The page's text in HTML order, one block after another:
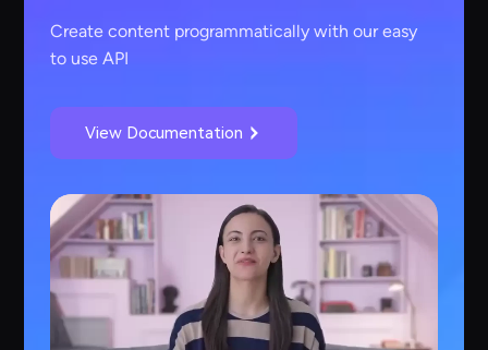
Create content programmatically with our easy
to use API
View Documentation